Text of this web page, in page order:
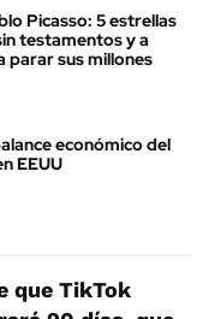
Picasso: 5 estrellas
testamentos y a
parar sus millones
económico del
EEUU
que TikTok